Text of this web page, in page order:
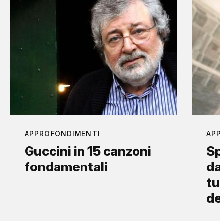
APPROFONDIMENTI
Guccini in 15 canzoni
fondamentali